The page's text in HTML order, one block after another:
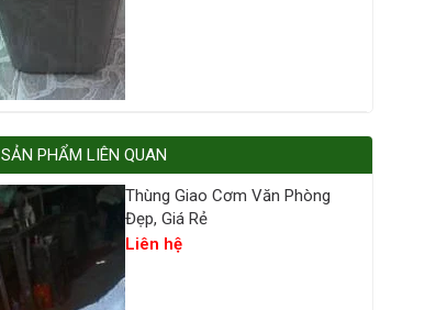
SẢN PHẨM LIÊN QUAN
Thùng Giao Cơm Văn Phòng
Đẹp, Giá Rẻ
Liên hệ